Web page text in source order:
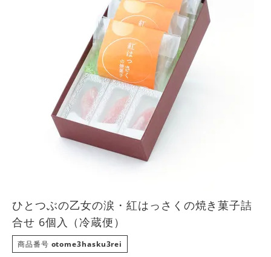
ひとつぶの乙女の涙・紅はっさくの焼き菓子詰
合せ 6個入（冷蔵便）
商品番号 otome3hasku3rei